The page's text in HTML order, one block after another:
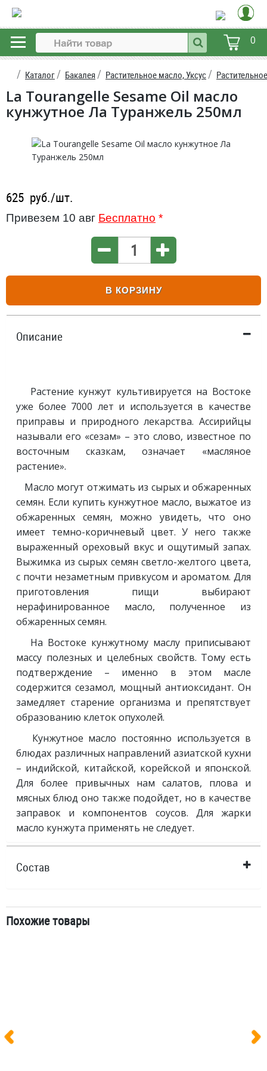
0
Каталог Бакалея Растительное масло, Уксус
La Tourangelle Sesame Oil масло
кунжутное Ла Туранжель 250мл
625 руб./шт.
Привезем 10 авг Бесплатно *
В КОРЗИНУ
Описание
Растение кунжут культивируется на Востоке
уже более 7000 лет и используется в качестве
приправы и природного лекарства. Ассирийцы
называли его «сезам» – это слово, известное по
восточным сказкам, означает «масляное
растение».
Масло могут отжимать из сырых и обжаренных
семян. Если купить кунжутное масло, выжатое из
обжаренных семян, можно увидеть, что оно
имеет темно-коричневый цвет. У него также
выраженный ореховый вкус и ощутимый запах.
Выжимка из сырых семян светло-желтого цвета,
с почти незаметным привкусом и ароматом. Для
приготовления пищи выбирают
нерафинированное масло, полученное из
обжаренных семян.
На Востоке кунжутному маслу приписывают
массу полезных и целебных свойств. Тому есть
подтверждение – именно в этом масле
содержится сезамол, мощный антиоксидант. Он
замедляет старение организма и препятствует
образованию клеток опухолей.
Кунжутное масло постоянно используется в
блюдах различных направлений азиатской кухни
– индийской, китайской, корейской и японской.
Для более привычных нам салатов, плова и
мясных блюд оно также подойдет, но в качестве
заправок и компонентов соусов. Для жарки
масло кунжута применять не следует.
Состав
Похожие товары